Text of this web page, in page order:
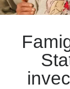
Archivio
Archivi
Categorie